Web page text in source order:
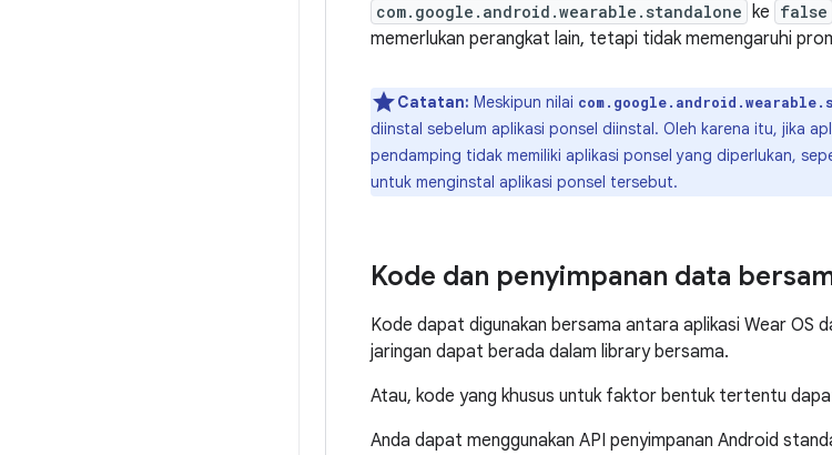
com.google.android.wearable.standalone ke false
memerlukan perangkat lain, tetapi tidak memengaruhi
Catatan: Meskipun nilai
diinstal sebelum aplikasi ponsel diinstal. Oleh karena itu, jika
pendamping tidak memiliki aplikasi ponsel yang diperlukan,
untuk menginstal aplikasi ponsel tersebut.
Kode dan penyimpanan data
Kode dapat digunakan bersama antara aplikasi Wear OS
jaringan dapat berada dalam library bersama.
Atau, kode yang khusus untuk faktor bentuk tertentu
Anda dapat menggunakan API penyimpanan Android